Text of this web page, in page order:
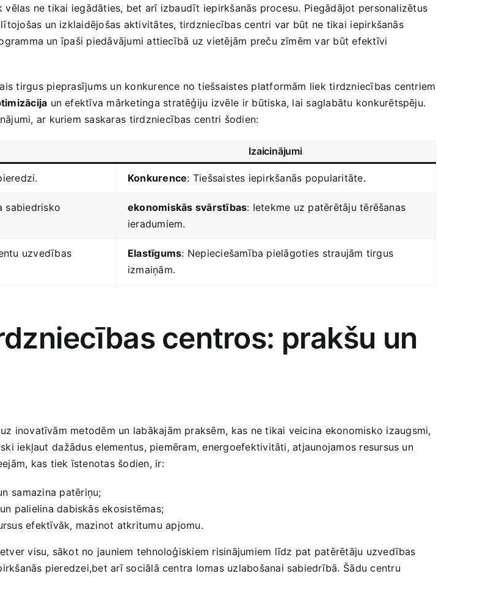
ne ​tikai iegādāties, bet arī izbaudīt iepirkšanās procesu. ⁣Piegādājot personalizētus
un izklaidējošas aktivitātes, tirdzniecības centri⁢ var būt ne tikai⁣ iepirkšanās
un īpaši​ piedāvājumi attiecībā uz vietējām preču zīmēm var būt efektīvi
tirgus⁢ pieprasījums un konkurence no tiešsaistes platformām liek tirdzniecības centriem
un efektīva mārketinga stratēģiju izvēle⁤ ir būtiska, lai saglabātu konkurētspēju.
ar kuriem saskaras ⁣tirdzniecības centri šodien:
Izaicinājumi
Konkurence: Tiešsaistes iepirkšanās popularitāte.
sabiedrisko
ekonomiskās ‍svārstības: ‌Ietekme uz ‌patērētāju tērēšanas‌
ieradumiem.
uzvedības​
Elastīgums: Nepieciešamība pielāgoties⁤ straujām tirgus
izmaiņām.
centros: prakšu un
inovatīvām metodēm ‍un ‍labākajām praksēm, ⁤kas ne tikai veicina ekonomisko izaugsmi,
iekļaut⁤ dažādus⁤ elementus, piemēram,‍ energoefektivitāti, atjaunojamos resursus un
kas tiek īstenotas šodien, ir:
samazina patēriņu;
palielina dabiskās ekosistēmas;
efektīvāk, mazinot atkritumu apjomu.
visu, sākot no jauniem tehnoloģiskiem risinājumiem līdz ⁣pat patērētāju uzvedības
pieredzei,bet arī sociālā ‍centra lomas uzlabošanai sabiedrībā.⁣ Šādu ‌centru